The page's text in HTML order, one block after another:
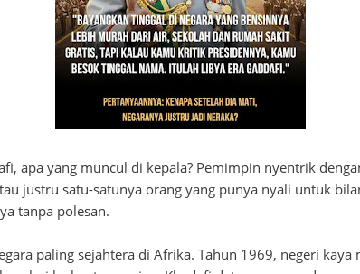
apa yang muncul di kepala? Pemimpin nyentrik
justru satu-satunya orang yang punya nyali untuk
tanpa polesan.
paling sejahtera di Afrika. Tahun 1969, negeri